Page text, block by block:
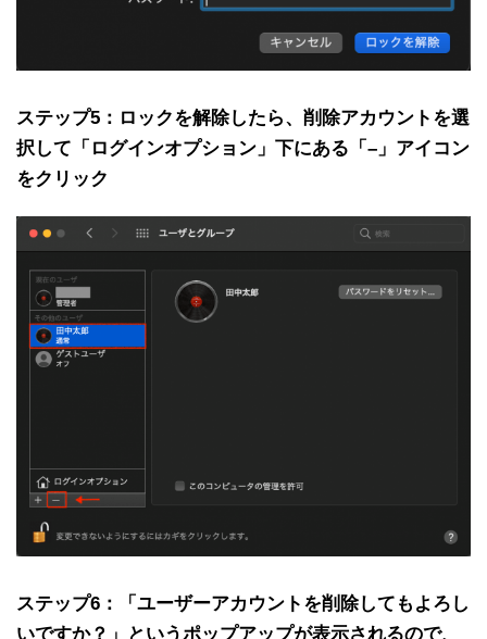
ステップ5：ロックを解除したら、削除アカウントを選
択して「ログインオプション」下にある「–」アイコン
をクリック
ステップ6：「ユーザーアカウントを削除してもよろし
いですか？」というポップアップが表示されるので、